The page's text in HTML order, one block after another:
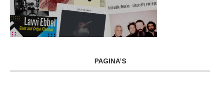
PAGINA’S